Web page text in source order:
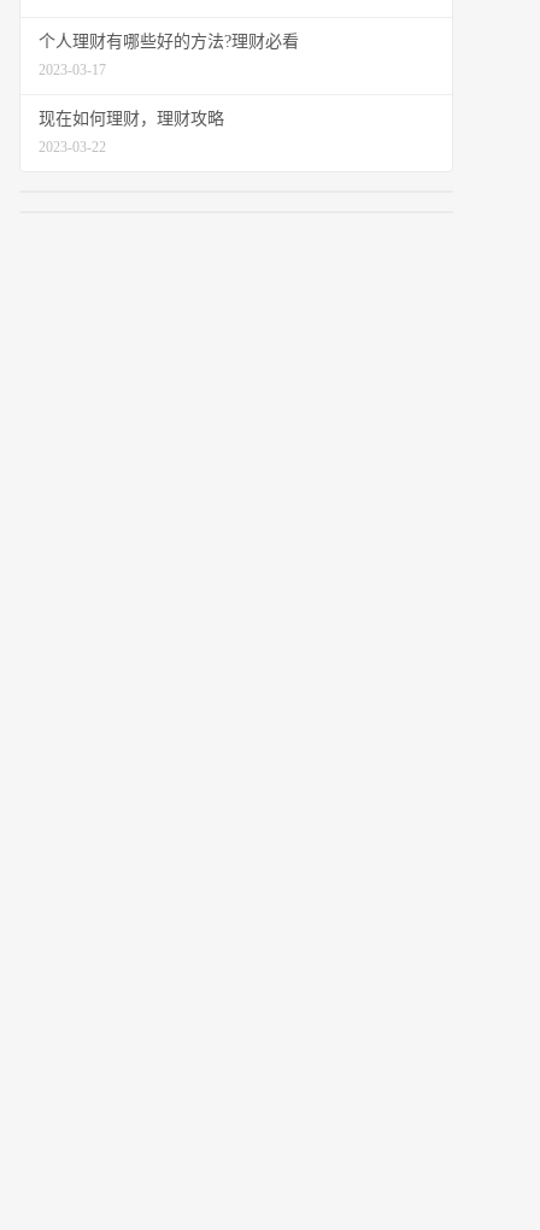
个人理财有哪些好的方法?理财必看
2023-03-17
现在如何理财，理财攻略
2023-03-22